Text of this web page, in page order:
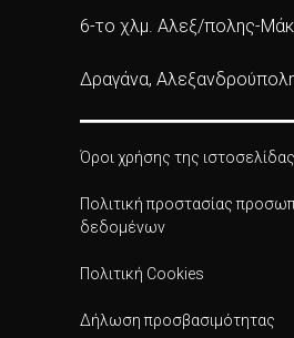
6-το χλμ. Αλεξ/πολης-
Δραγάνα,
Όροι χρήσης της ιστοσελίδας
Πολιτική προστασίας
δεδομένων
Πολιτική Cookies
Δήλωση προσβασιμότητας